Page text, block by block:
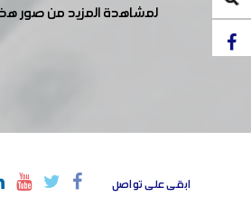
لمشاهدة المزيد من صور
ابقى على تواصل